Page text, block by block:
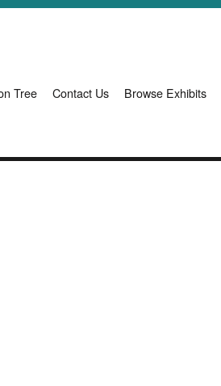
Tree Contact Us Browse Exhibits